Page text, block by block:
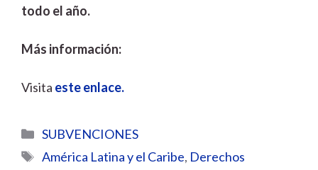
todo el año.
Más información:
Visita este enlace.
Categorías
SUBVENCIONES
Etiquetas
América Latina y el Caribe, Derechos